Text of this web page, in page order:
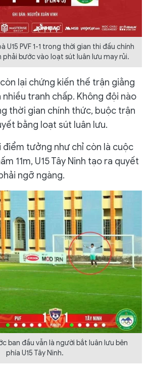
U15 PVF 1-1 trong thời gian thi đấu chính
bước vào loạt sút luân lưu may rủi.
lại chứng kiến thế trận giằng
tranh chấp. Không đội nào
thời gian chính thức, buộc trận
bằng loạt sút luân lưu.
điểm tưởng như chỉ còn là cuộc
11m, U15 Tây Ninh tạo ra quyết
ngỡ ngàng.
ban đầu vẫn là người bắt luân lưu bên
phía U15 Tây Ninh.